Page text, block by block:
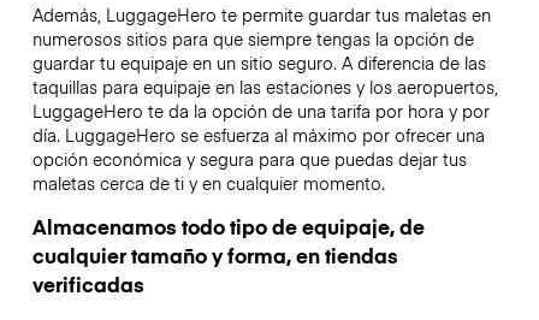
Además, LuggageHero te permite guardar tus maletas en
numerosos sitios para que siempre tengas la opción de
guardar tu equipaje en un sitio seguro. A diferencia de las
taquillas para equipaje en las estaciones y los aeropuertos,
LuggageHero te da la opción de una tarifa por hora y por
día. LuggageHero se esfuerza al máximo por ofrecer una
opción económica y segura para que puedas dejar tus
maletas cerca de ti y en cualquier momento.
Almacenamos todo tipo de equipaje, de
cualquier tamaño y forma, en tiendas
verificadas